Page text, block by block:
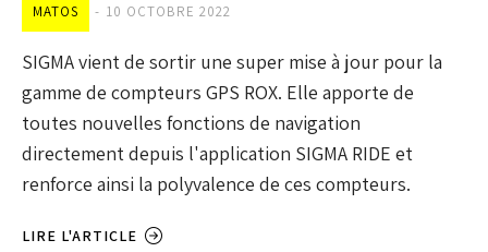
MATOS 10 OCTOBRE 2022
SIGMA vient de sortir une super mise à jour pour la
gamme de compteurs GPS ROX. Elle apporte de
toutes nouvelles fonctions de navigation
directement depuis l'application SIGMA RIDE et
renforce ainsi la polyvalence de ces compteurs.
LIRE L'ARTICLE